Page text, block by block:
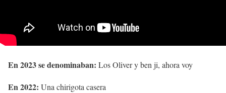
En 2023 se denominaban: Los Oliver y ben ji, ahora voy
En 2022: Una chirigota casera